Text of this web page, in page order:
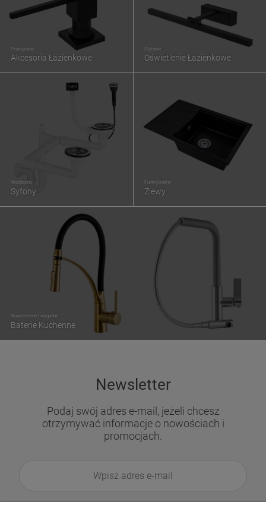
Praktyczne
Akcesoria Łazienkowe
Stylowe
Oświetlenie Łazienkowe
Nowoczesne i wygodne
Baterie Kuchenne
Niezbędne
Syfony
Funkcjonalne
Zlewy
Newsletter
Podaj swój adres e-mail, jeżeli chcesz
otrzymywać informacje o nowościach i
promocjach.